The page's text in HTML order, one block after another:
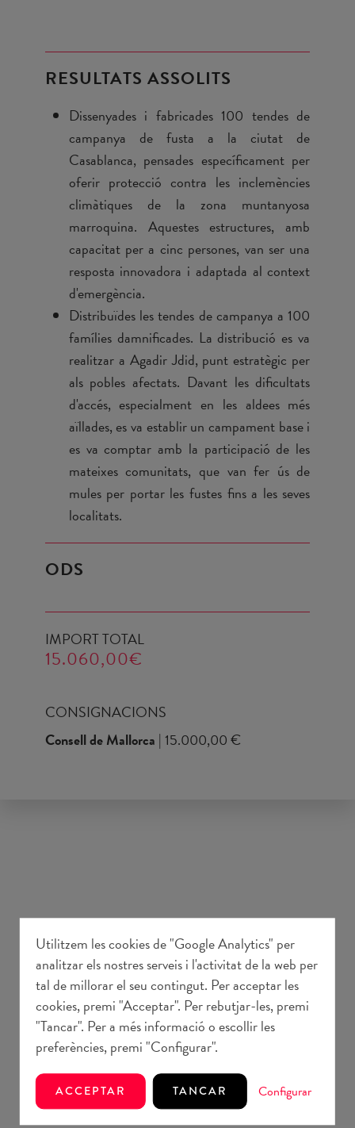
RESULTATS ASSOLITS
Dissenyades i fabricades 100 tendes de
campanya de fusta a la ciutat de
Casablanca, pensades específicament per
oferir protecció contra les inclemències
climàtiques de la zona muntanyosa
marroquina. Aquestes estructures, amb
capacitat per a cinc persones, van ser una
resposta innovadora i adaptada al context
d'emergència.
Distribuïdes les tendes de campanya a 100
famílies damnificades. La distribució es va
realitzar a Agadir Jdid, punt estratègic per
als pobles afectats. Davant les dificultats
d'accés, especialment en les aldees més
aïllades, es va establir un campament base i
es va comptar amb la participació de les
mateixes comunitats, que van fer ús de
mules per portar les fustes fins a les seves
localitats.
ODS
IMPORT TOTAL
15.060,00€
CONSIGNACIONS
Consell de Mallorca | 15.000,00 €
Utilitzem les cookies de "Google Analytics" per
analitzar els nostres serveis i l'activitat de la web per
tal de millorar el seu contingut. Per acceptar les
cookies, premi "Acceptar". Per rebutjar-les, premi
"Tancar". Per a més informació o escollir les
preferències, premi "Configurar".
ACCEPTAR TANCAR Configurar